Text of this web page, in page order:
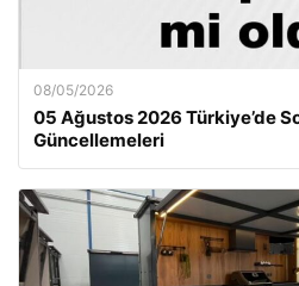
08/05/2026
05 Ağustos 2026 Türkiye’de
Güncellemeleri